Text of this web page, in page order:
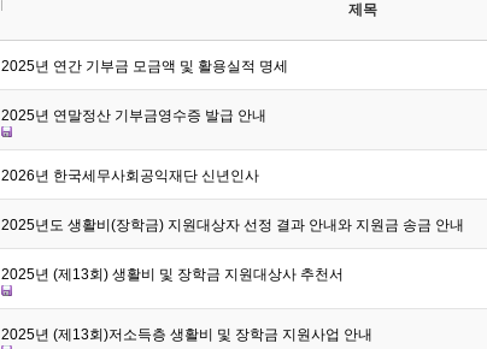
제목
2025년 연간 기부금 모금액 및 활용실적 명세
2025년 연말정산 기부금영수증 발급 안내
2026년 한국세무사회공익재단 신년인사
2025년도 생활비(장학금) 지원대상자 선정 결과 안내와 지원금 송금 안내
2025년 (제13회) 생활비 및 장학금 지원대상사 추천서
2025년 (제13회)저소득층 생활비 및 장학금 지원사업 안내